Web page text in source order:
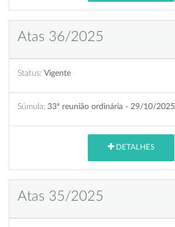
Atas 36/2025
Status: Vigente
Súmula: 33ª reunião ordinária - 29/10/2025
DETALHES
Atas 35/2025